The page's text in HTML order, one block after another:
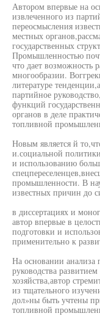
Автором впервые на
извлеченного из
переосмысления
местных
государственных
Промышленностью
что дает возможность
многообразии.
литературе
партийное
функций
органов в деле
топливной
Новым является й
и.социальной
и использованию
промышленности. В
известных причин до
в диссертациях и
автор впервые в
подготовки и
применительно к
На основании анализа
руководства
хозяйства,автор
из тщательного
дол»ны быть учтены
топливной